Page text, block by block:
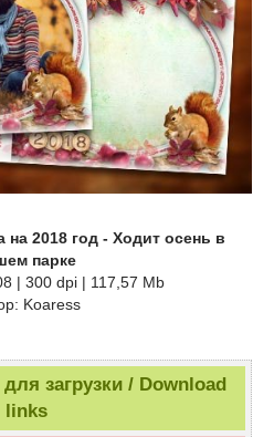
2018 год - Ходит осень в
парке
| 300 dpi | 117,57 Mb
Koaress
загрузки / Download
links